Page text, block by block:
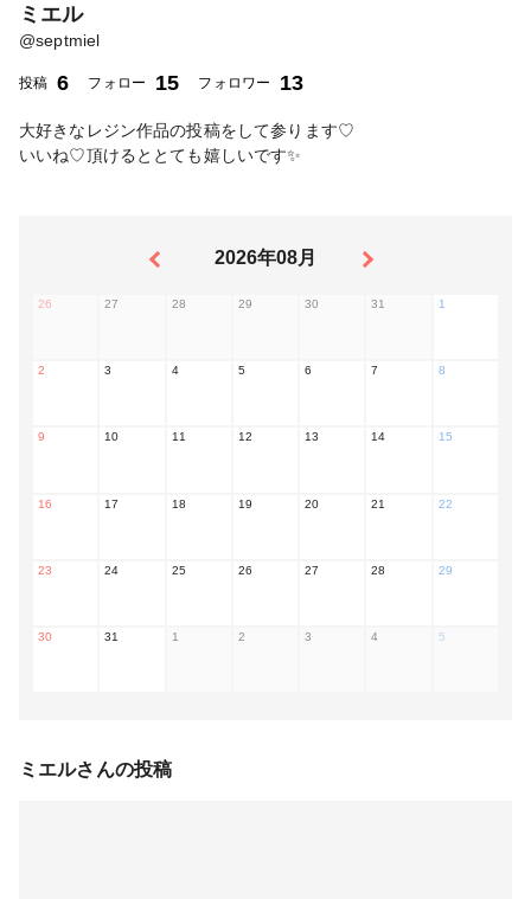
ミエル
@septmiel
投稿 6 フォロー 15 フォロワー 13
大好きなレジン作品の投稿をして参ります♡
いいね♡頂けるととても嬉しいです✨
2026年08月
26 27 28 29 30 31 1
2 3 4 5 6 7 8
9 10 11 12 13 14 15
16 17 18 19 20 21 22
23 24 25 26 27 28 29
30 31 1 2 3 4 5
ミエルさんの投稿